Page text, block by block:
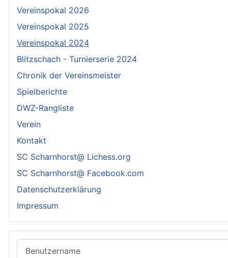
Vereinspokal 2026
Vereinspokal 2025
Vereinspokal 2024
Blitzschach - Turnierserie 2024
Chronik der Vereinsmeister
Spielberichte
DWZ-Rangliste
Verein
Kontakt
SC Scharnhorst@ Lichess.org
SC Scharnhorst@ Facebook.com
Datenschutzerklärung
Impressum